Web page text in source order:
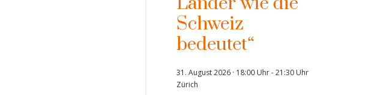
Schweiz
bedeutet“
31. August 2026 · 18:00 Uhr-21:30 Uhr
Zürich